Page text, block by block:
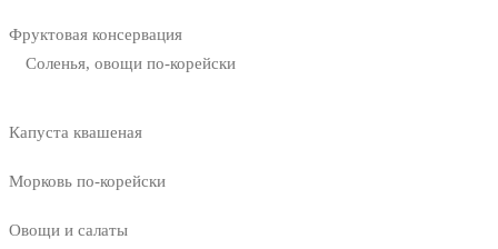
Фруктовая консервация
Соленья, овощи по-корейски
Капуста квашеная
Морковь по-корейски
Овощи и салаты